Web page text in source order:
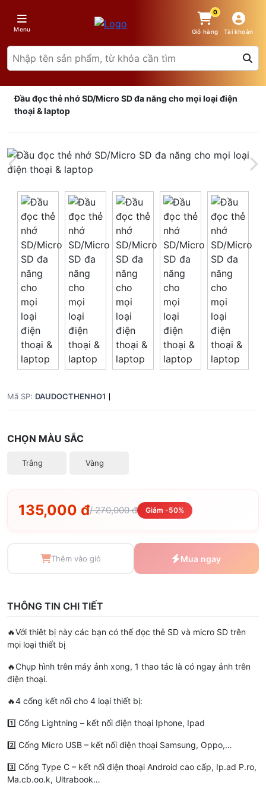
Menu
0
Giỏ hàng Tài khoản
Đầu đọc thẻ nhớ SD/Micro SD đa năng cho mọi loại điện
thoại & laptop
Mã SP: DAUDOCTHENHO1
CHỌN MÀU SẮC
Trắng Vàng
135,000 đ/ 270,000 đ Giảm -50%
Thêm vào giỏ Mua ngay
THÔNG TIN CHI TIẾT
🔥Với thiêt bị này các bạn có thể đọc thẻ SD và micro SD trên
mọi loại thiết bị
🔥Chụp hình trên máy ảnh xong, 1 thao tác là có ngay ảnh trên
điện thoại.
🔥4 cổng kết nối cho 4 loại thiết bị:
1️⃣ Cổng Lightning – kết nối điện thoại Iphone, Ipad
2️⃣ Cổng Micro USB – kết nối điện thoại Samsung, Oppo,…
3️⃣ Cổng Type C – kết nối điện thoại Android cao cấp, Ip.ad P.ro,
Ma.cb.oo.k, Ultrabook…
Giá trên 1SP x0 đ
Tổng giá
0 đ